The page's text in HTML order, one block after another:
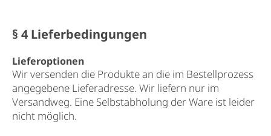
§ 4 Lieferbedingungen
Lieferoptionen
Wir versenden die Produkte an die im Bestellprozess
angegebene Lieferadresse. Wir liefern nur im
Versandweg. Eine Selbstabholung der Ware ist leider
nicht möglich.